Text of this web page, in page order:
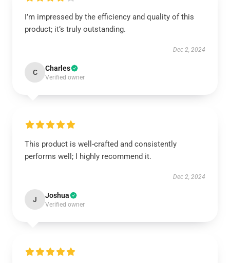
I’m impressed by the efficiency and quality of this
product; it’s truly outstanding.
Dec 2, 2024
C Charles
Verified owner
This product is well-crafted and consistently
performs well; I highly recommend it.
Dec 2, 2024
J Joshua
Verified owner